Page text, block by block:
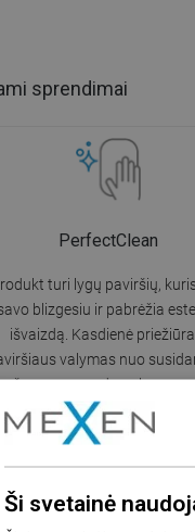
sprendimai
PerfectClean
turi lygų paviršių,
blizgesiu ir pabrėžia
išvaizdą. Kasdienė
valymas nuo
yra daug
stiprių valiklių
Ši svetainė